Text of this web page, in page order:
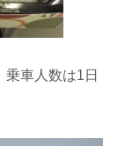
車人数は1日